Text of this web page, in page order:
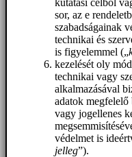
sor, az e
szabadságainak
technikai és
is figyelemmel („
kezelését oly
technikai vagy
alkalmazásával
adatok megfelelő
vagy jogellenes
védelmet is
jelleg”).